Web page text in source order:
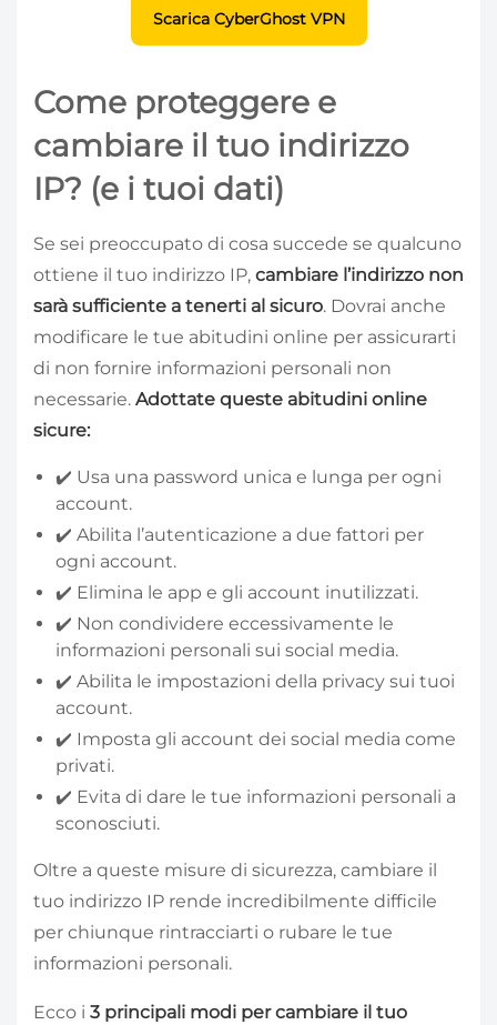
Scarica CyberGhost VPN
Come proteggere e
cambiare il tuo indirizzo
IP? (e i tuoi dati)
Se sei preoccupato di cosa succede se qualcuno
ottiene il tuo indirizzo IP, cambiare l’indirizzo non
sarà sufficiente a tenerti al sicuro. Dovrai anche
modificare le tue abitudini online per assicurarti
di non fornire informazioni personali non
necessarie. Adottate queste abitudini online
sicure:
✔️ Usa una password unica e lunga per ogni
account.
✔️ Abilita l’autenticazione a due fattori per
ogni account.
✔️ Elimina le app e gli account inutilizzati.
✔️ Non condividere eccessivamente le
informazioni personali sui social media.
✔️ Abilita le impostazioni della privacy sui tuoi
account.
✔️ Imposta gli account dei social media come
privati.
✔️ Evita di dare le tue informazioni personali a
sconosciuti.
Oltre a queste misure di sicurezza, cambiare il
tuo indirizzo IP rende incredibilmente difficile
per chiunque rintracciarti o rubare le tue
informazioni personali.
Ecco i 3 principali modi per cambiare il tuo